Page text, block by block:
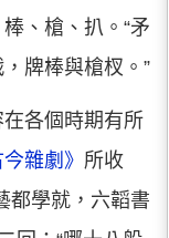
、槍、扒。“矛
牌棒與槍杈。”
各個時期有所
今雜劇》 所收
都學就，六韜書